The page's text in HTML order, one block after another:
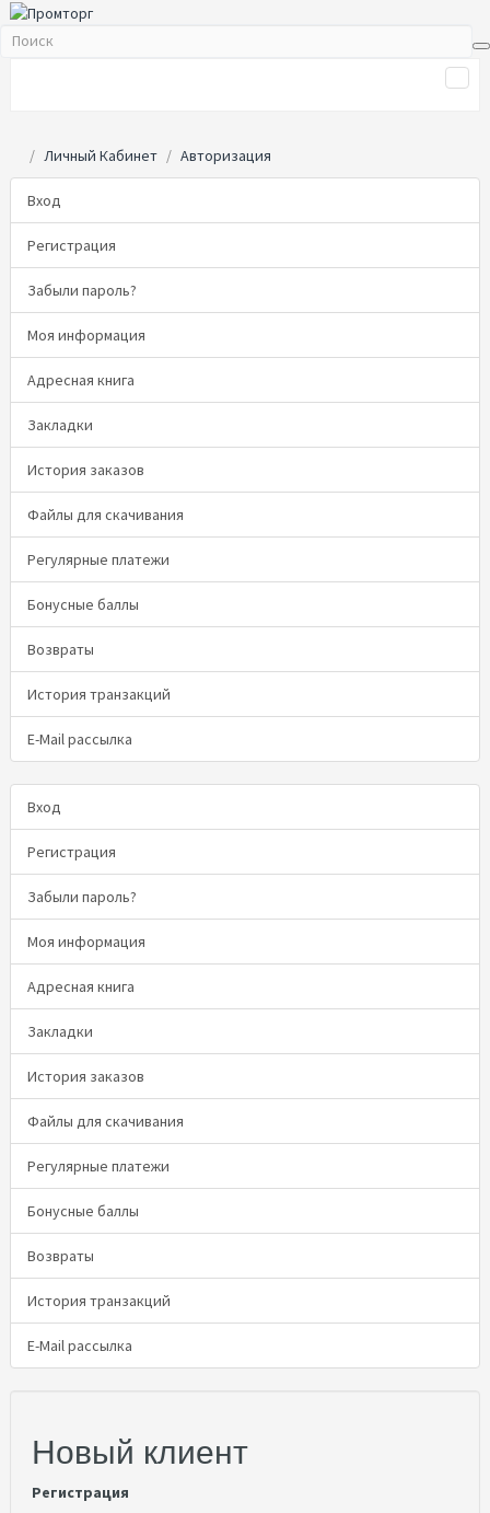
Личный Кабинет Авторизация
Вход
Регистрация
Забыли пароль?
Моя информация
Адресная книга
Закладки
История заказов
Файлы для скачивания
Регулярные платежи
Бонусные баллы
Возвраты
История транзакций
E-Mail рассылка
Вход
Регистрация
Забыли пароль?
Моя информация
Адресная книга
Закладки
История заказов
Файлы для скачивания
Регулярные платежи
Бонусные баллы
Возвраты
История транзакций
E-Mail рассылка
Новый клиент
Регистрация